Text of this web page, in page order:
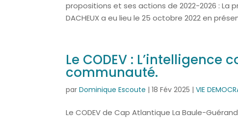
propositions et ses actions de 2022-2026 : La
DACHEUX a eu lieu le 25 octobre 2022 en
Le CODEV :
communauté.
parDominique Escoute |18 Fév 2025 |VIE
Le CODEV de Cap Atlantique La Baule-